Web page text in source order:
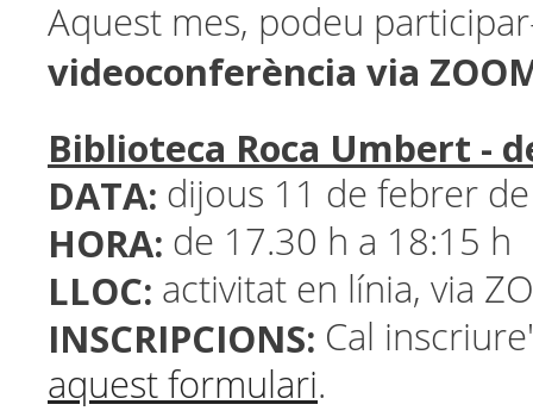
Aquest mes, podeu
videoconferència via
Biblioteca Roca Umbert -
DATA: dijous 11 de febrer
HORA: de 17.30 h a 18:15 h
LLOC: activitat en línia, via
INSCRIPCIONS: Cal
aquest formulari.